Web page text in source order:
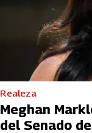
Realeza
Meghan
del Senado